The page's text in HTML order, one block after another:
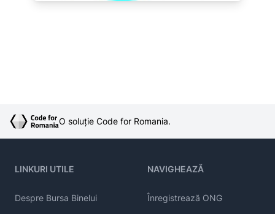
O soluție Code for Romania.
LINKURI UTILE
Despre Bursa Binelui
NAVIGHEAZĂ
Înregistrează ONG